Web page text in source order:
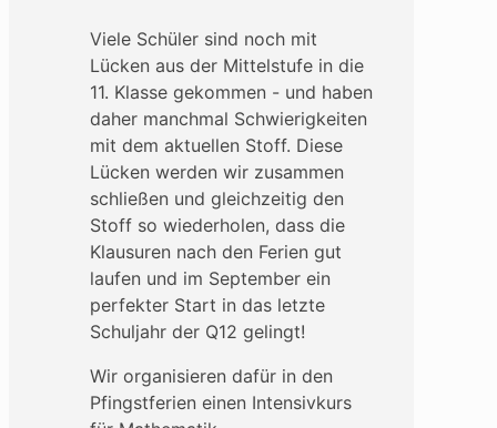
Viele Schüler sind noch mit
Lücken aus der Mittelstufe in die
11. Klasse gekommen - und haben
daher manchmal Schwierigkeiten
mit dem aktuellen Stoff. Diese
Lücken werden wir zusammen
schließen und gleichzeitig den
Stoff so wiederholen, dass die
Klausuren nach den Ferien gut
laufen und im September ein
perfekter Start in das letzte
Schuljahr der Q12 gelingt!
Wir organisieren dafür in den
Pfingstferien einen Intensivkurs